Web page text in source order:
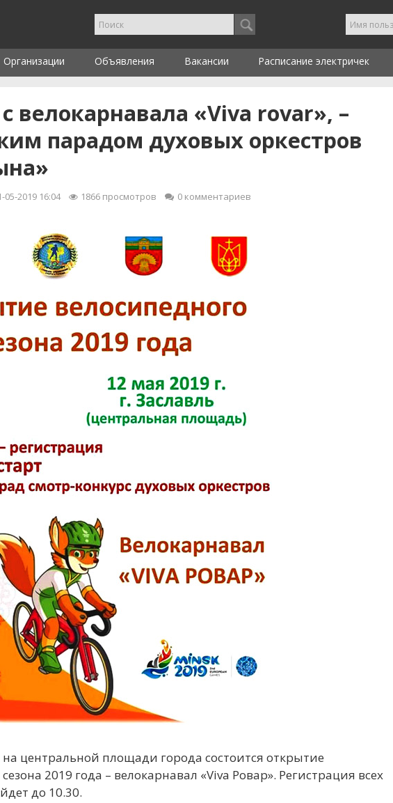
Организации Объявления Вакансии Расписание электричек
велокарнавала «Viva rovar», –
парадом духовых оркестров
05-2019 16:04 1866 просмотров 0 комментариев
центральной площади города состоится открытие
2019 года – велокарнавал «Viva Ровар». Регистрация всех
до 10.30.